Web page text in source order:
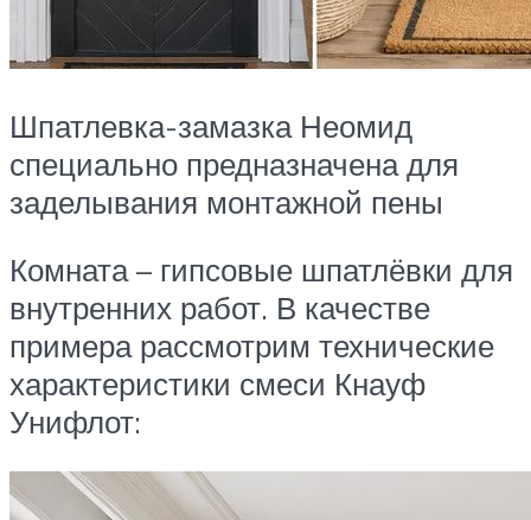
Шпатлевка-замазка Неомид
специально предназначена для
заделывания монтажной пены
Комната – гипсовые шпатлёвки для
внутренних работ. В качестве
примера рассмотрим технические
характеристики смеси Кнауф
Унифлот: